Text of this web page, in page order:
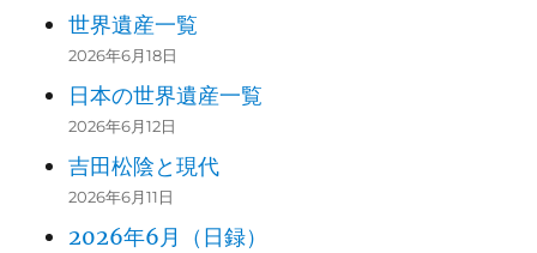
世界遺産一覧
2026年6月18日
日本の世界遺産一覧
2026年6月12日
吉田松陰と現代
2026年6月11日
2026年6月（日録）